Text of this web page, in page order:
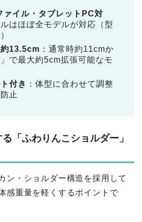
ァイル・タブレットPC対
ルはほぼ全モデルが対応（型
13.5cm ：通常時約11cmか
で最大約5cm拡張可能なモ
付き ：体型に合わせて調整
止
「ふわりんこショルダー」
ン・ショルダー構造を採用して
感重量を軽くするポイントで